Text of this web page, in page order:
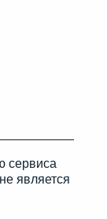
сервиса
является